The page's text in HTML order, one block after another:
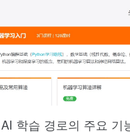
학습 경로의 주요 기